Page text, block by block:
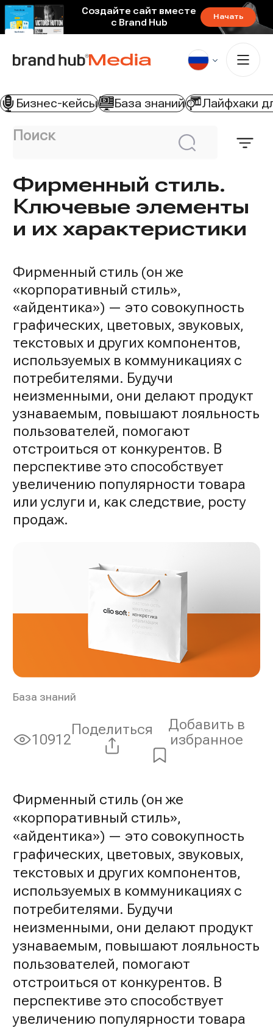
Создайте сайт вместе
с Brand Hub
Начать
Поиск
Искать
Бизнес-кейсы База знаний Лайфхаки
Фирменный стиль.
Ключевые элементы
и их характеристики
Фирменный стиль (он же
«корпоративный стиль»,
«айдентика») — это совокупность
графических, цветовых, звуковых,
текстовых и других компонентов,
используемых в коммуникациях с
потребителями. Будучи
неизменными, они делают продукт
узнаваемым, повышают лояльность
пользователей, помогают
отстроиться от конкурентов. В
перспективе это способствует
увеличению популярности товара
или услуги и, как следствие, росту
продаж.
База знаний
Просмотры:
10912
Поделиться
Добавить в
избранное
Фирменный стиль (он же
«корпоративный стиль»,
«айдентика») — это совокупность
графических, цветовых, звуковых,
текстовых и других компонентов,
используемых в коммуникациях с
потребителями. Будучи
неизменными, они делают продукт
узнаваемым, повышают лояльность
пользователей, помогают
отстроиться от конкурентов. В
перспективе это способствует
увеличению популярности товара